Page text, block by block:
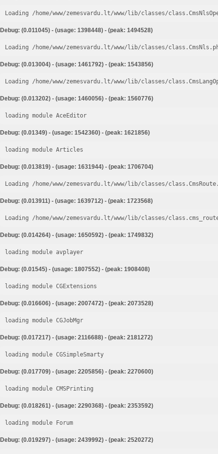
Loading /home/www/zemesvardu.lt/www/lib/classes/
Debug: (0.011045) - (usage: 1398448) - (peak: 1494528)
Loading /home/www/zemesvardu.lt/www/lib/classes/
Debug: (0.013004) - (usage: 1461792) - (peak: 1543856)
Loading /home/www/zemesvardu.lt/www/lib/classes/
Debug: (0.013202) - (usage: 1460056) - (peak: 1560776)
loading module AceEditor
Debug: (0.01349) - (usage: 1542360) - (peak: 1621856)
loading module Articles
Debug: (0.013819) - (usage: 1631944) - (peak: 1706704)
Loading /home/www/zemesvardu.lt/www/lib/classes/
Debug: (0.013911) - (usage: 1639712) - (peak: 1723568)
Loading /home/www/zemesvardu.lt/www/lib/classes/
Debug: (0.014264) - (usage: 1650592) - (peak: 1749832)
loading module avplayer
Debug: (0.01545) - (usage: 1807552) - (peak: 1908408)
loading module CGExtensions
Debug: (0.016606) - (usage: 2007472) - (peak: 2073528)
loading module CGJobMgr
Debug: (0.017217) - (usage: 2116688) - (peak: 2181272)
loading module CGSimpleSmarty
Debug: (0.017709) - (usage: 2205856) - (peak: 2270600)
loading module CMSPrinting
Debug: (0.018261) - (usage: 2290368) - (peak: 2353592)
loading module Forum
Debug: (0.019297) - (usage: 2439992) - (peak: 2520272)